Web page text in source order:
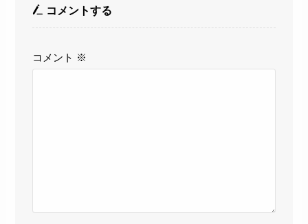
コメントする
コメント ※